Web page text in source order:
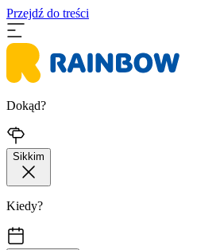
Przejdź do treści
Dokąd?
Sikkim
Kiedy?